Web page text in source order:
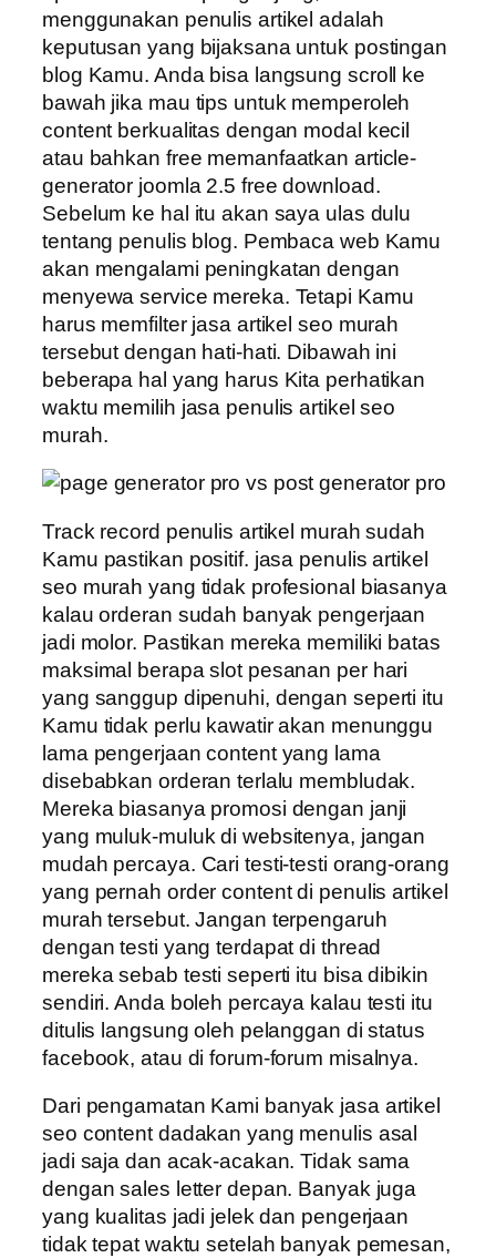
menggunakan penulis artikel adalah
keputusan yang bijaksana untuk postingan
blog Kamu. Anda bisa langsung scroll ke
bawah jika mau tips untuk memperoleh
content berkualitas dengan modal kecil
atau bahkan free memanfaatkan article-
generator joomla 2.5 free download.
Sebelum ke hal itu akan saya ulas dulu
tentang penulis blog. Pembaca web Kamu
akan mengalami peningkatan dengan
menyewa service mereka. Tetapi Kamu
harus memfilter jasa artikel seo murah
tersebut dengan hati-hati. Dibawah ini
beberapa hal yang harus Kita perhatikan
waktu memilih jasa penulis artikel seo
murah.
Track record penulis artikel murah sudah
Kamu pastikan positif. jasa penulis artikel
seo murah yang tidak profesional biasanya
kalau orderan sudah banyak pengerjaan
jadi molor. Pastikan mereka memiliki batas
maksimal berapa slot pesanan per hari
yang sanggup dipenuhi, dengan seperti itu
Kamu tidak perlu kawatir akan menunggu
lama pengerjaan content yang lama
disebabkan orderan terlalu membludak.
Mereka biasanya promosi dengan janji
yang muluk-muluk di websitenya, jangan
mudah percaya. Cari testi-testi orang-orang
yang pernah order content di penulis artikel
murah tersebut. Jangan terpengaruh
dengan testi yang terdapat di thread
mereka sebab testi seperti itu bisa dibikin
sendiri. Anda boleh percaya kalau testi itu
ditulis langsung oleh pelanggan di status
facebook, atau di forum-forum misalnya.
Dari pengamatan Kami banyak jasa artikel
seo content dadakan yang menulis asal
jadi saja dan acak-acakan. Tidak sama
dengan sales letter depan. Banyak juga
yang kualitas jadi jelek dan pengerjaan
tidak tepat waktu setelah banyak pemesan,